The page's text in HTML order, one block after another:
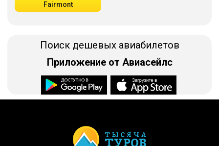
Fairmont
Поиск дешевых авиабилетов
Приложение от Авиасейлс